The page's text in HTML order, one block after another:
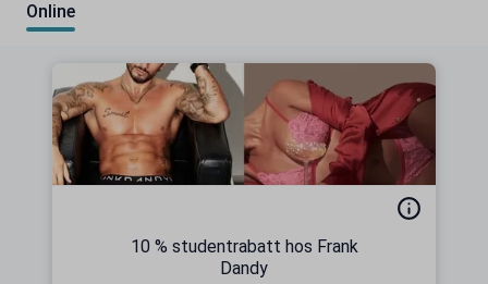
Online
10 % studentrabatt hos Frank
Dandy